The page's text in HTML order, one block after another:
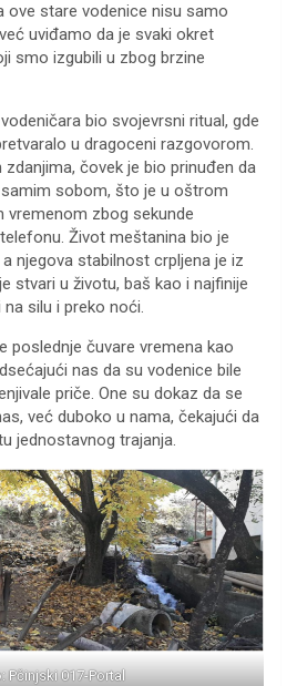
ove stare vodenice nisu samo
uviđamo da je svaki okret
smo izgubili u zbog brzine
bio svojevrsni ritual, gde
u dragoceni razgovorom.
čovek je bio prinuđen da
sobom, što je u oštrom
vremenom zbog sekunde
Život meštanina bio je
njegova stabilnost crpljena je iz
stvari u životu, baš kao i najfinije
silu i preko noći.
poslednje čuvare vremena kao
nas da su vodenice bile
priče. One su dokaz da se
već duboko u nama, čekajući da
jednostavnog trajanja.
Pčinjski 017-Portal